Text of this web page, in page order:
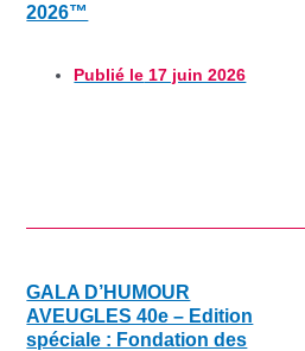
2026™
Publié le 17 juin 2026
GALA D’HUMOUR
AVEUGLES 40e – Edition
spéciale : Fondation des